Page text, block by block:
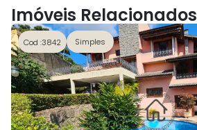
Imóveis Relacionados
Cod :3842 Simples